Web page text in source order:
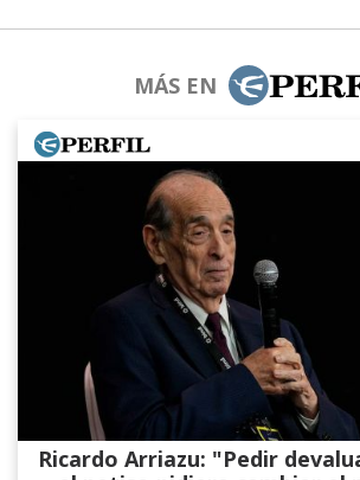
MÁS EN
Ricardo Arriazu: "Pedir